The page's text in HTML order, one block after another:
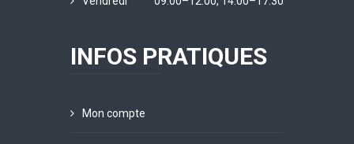
INFOS PRATIQUES
Mon compte